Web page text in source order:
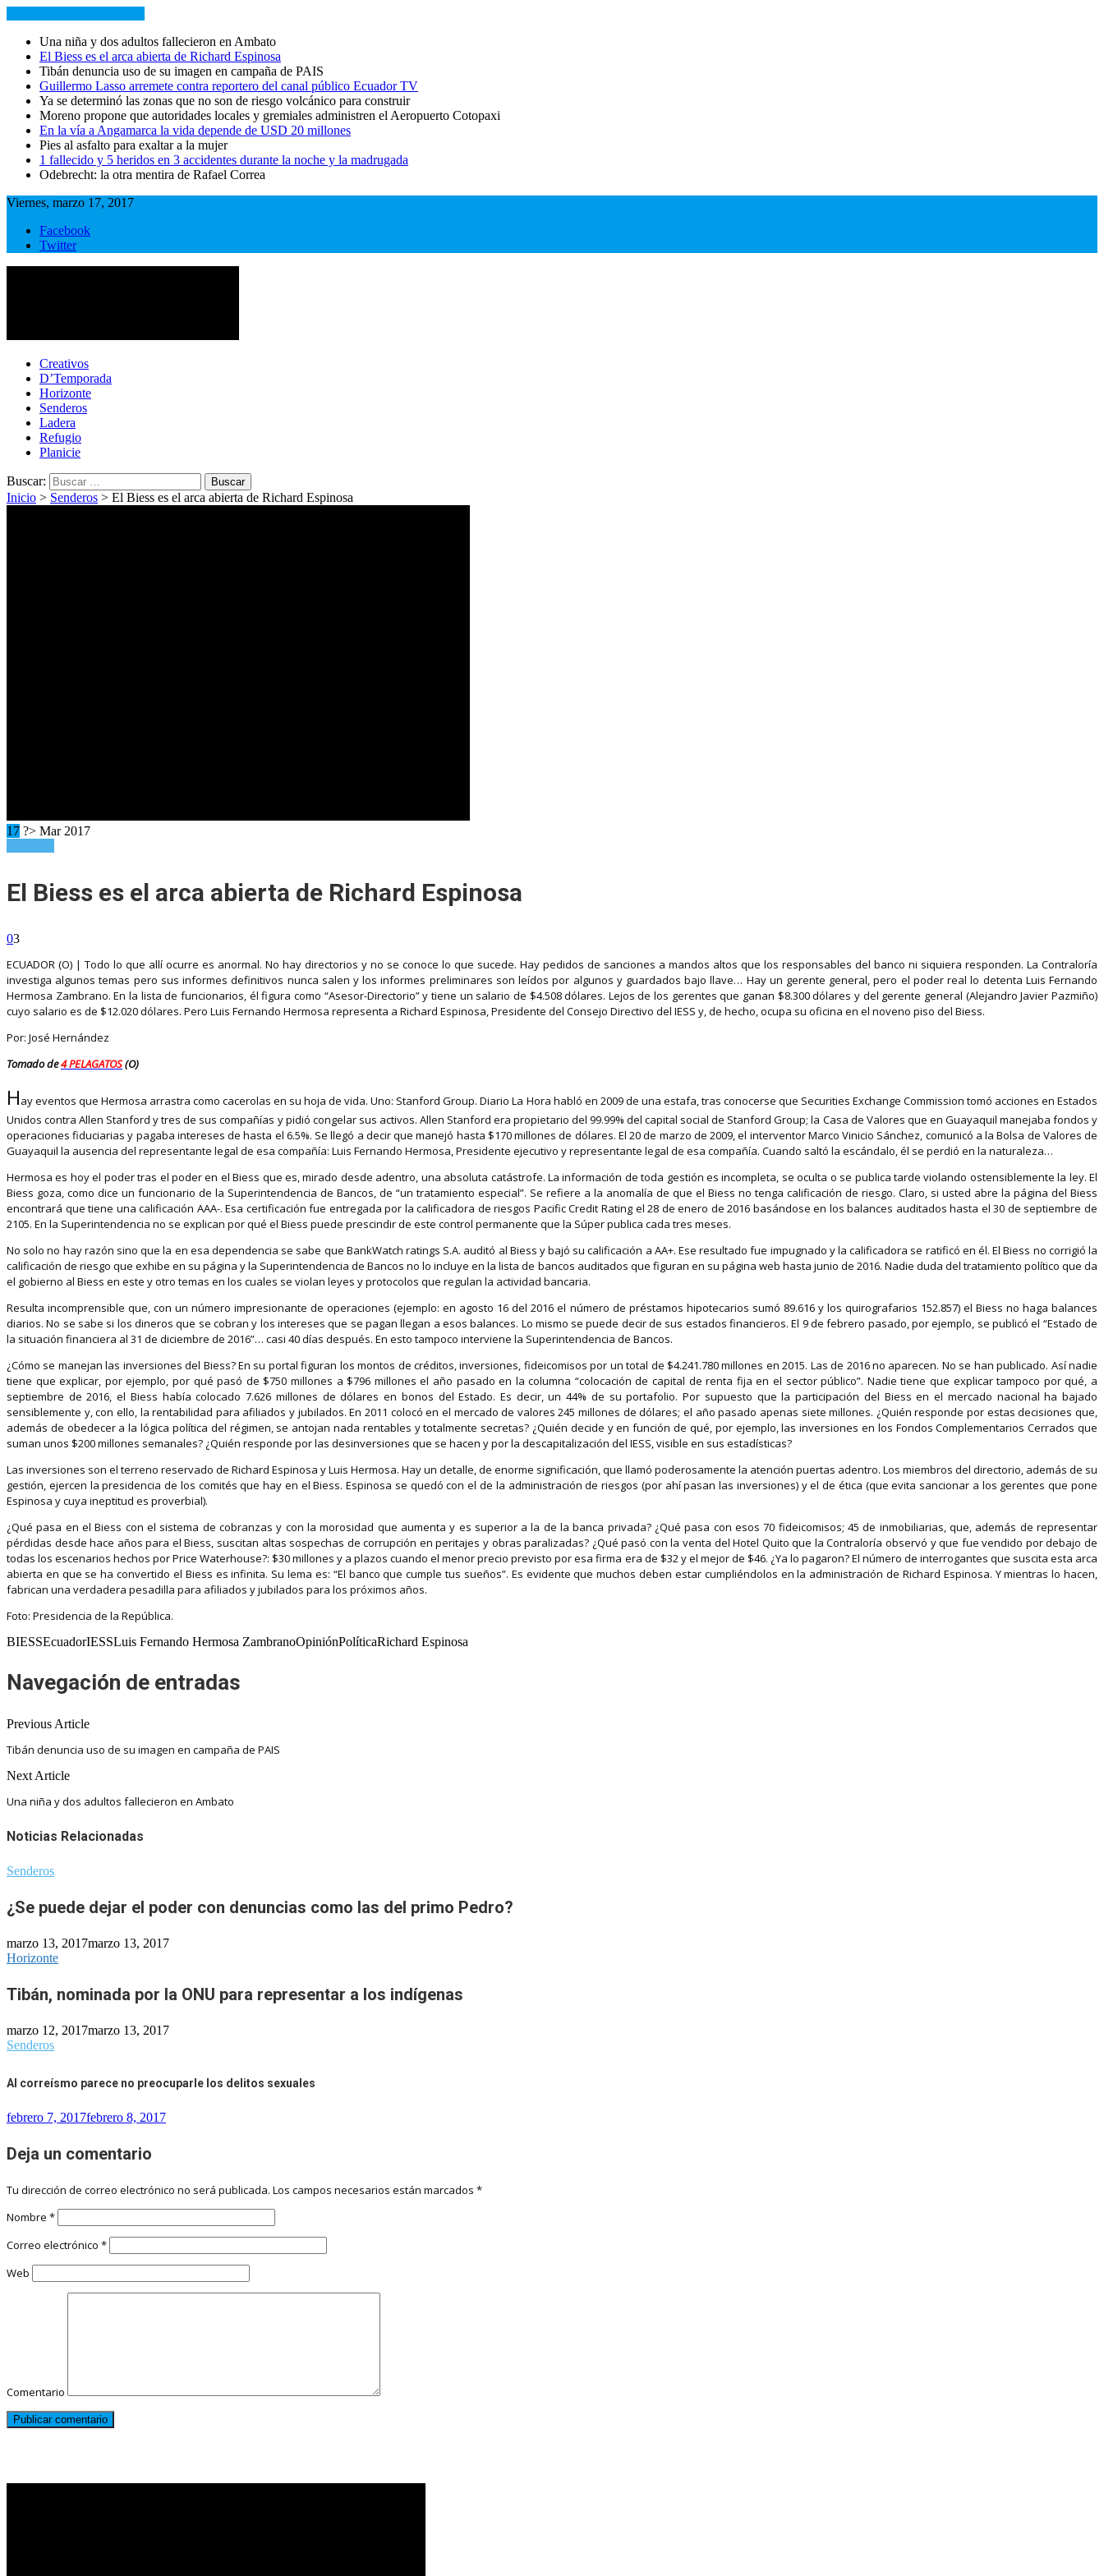
Una niña y dos adultos fallecieron en Ambato
El Biess es el arca abierta de Richard Espinosa
Tibán denuncia uso de su imagen en campaña de PAIS
Guillermo Lasso arremete contra reportero del canal público Ecuador TV
Ya se determinó las zonas que no son de riesgo volcánico para construir
Moreno propone que autoridades locales y gremiales administren el Aeropuerto Cotopaxi
En la vía a Angamarca la vida depende de USD 20 millones
Pies al asfalto para exaltar a la mujer
1 fallecido y 5 heridos en 3 accidentes durante la noche y la madrugada
Odebrecht: la otra mentira de Rafael Correa
Viernes, marzo 17, 2017
Facebook
Twitter
Primer periódico multimedia del centro del país
Primer periódico multimedia del centro del país
Creativos
D’Temporada
Horizonte
Senderos
Ladera
Refugio
Planicie
Buscar:
Inicio > Senderos > El Biess es el arca abierta de Richard Espinosa
17 ?> Mar 2017
El Biess es el arca abierta de Richard Espinosa
03
ECUADOR (O) | Todo lo que allí ocurre es anormal. No hay directorios y no se conoce lo que sucede. Hay pedidos de sanciones a mandos altos que los responsables del banco ni siquiera responden. La Contraloría
investiga algunos temas pero sus informes definitivos nunca salen y los informes preliminares son leídos por algunos y guardados bajo llave… Hay un gerente general, pero el poder real lo detenta Luis Fernando
Hermosa Zambrano. En la lista de funcionarios, él figura como “Asesor-Directorio” y tiene un salario de $4.508 dólares. Lejos de los gerentes que ganan $8.300 dólares y del gerente general (Alejandro Javier Pazmiño)
cuyo salario es de $12.020 dólares. Pero Luis Fernando Hermosa representa a Richard Espinosa, Presidente del Consejo Directivo del IESS y, de hecho, ocupa su oficina en el noveno piso del Biess.
Por: José Hernández
Tomado de4 PELAGATOS(O)
Hay eventos que Hermosa arrastra como cacerolas en su hoja de vida. Uno: Stanford Group. Diario La Hora habló en 2009 de una estafa, tras conocerse que Securities Exchange Commission tomó acciones en Estados
Unidos contra Allen Stanford y tres de sus compañías y pidió congelar sus activos. Allen Stanford era propietario del 99.99% del capital social de Stanford Group; la Casa de Valores que en Guayaquil manejaba fondos y
operaciones fiduciarias y pagaba intereses de hasta el 6.5%. Se llegó a decir que manejó hasta $170 millones de dólares. El 20 de marzo de 2009, el interventor Marco Vinicio Sánchez, comunicó a la Bolsa de Valores de
Guayaquil la ausencia del representante legal de esa compañía: Luis Fernando Hermosa, Presidente ejecutivo y representante legal de esa compañía. Cuando saltó la escándalo, él se perdió en la naturaleza…
Hermosa es hoy el poder tras el poder en el Biess que es, mirado desde adentro, una absoluta catástrofe. La información de toda gestión es incompleta, se oculta o se publica tarde violando ostensiblemente la ley. El
Biess goza, como dice un funcionario de la Superintendencia de Bancos, de “un tratamiento especial”. Se refiere a la anomalía de que el Biess no tenga calificación de riesgo. Claro, si usted abre la página del Biess
encontrará que tiene una calificación AAA-. Esa certificación fue entregada por la calificadora de riesgos Pacific Credit Rating el 28 de enero de 2016 basándose en los balances auditados hasta el 30 de septiembre de
2105. En la Superintendencia no se explican por qué el Biess puede prescindir de este control permanente que la Súper publica cada tres meses.
No solo no hay razón sino que la en esa dependencia se sabe que BankWatch ratings S.A. auditó al Biess y bajó su calificación a AA+. Ese resultado fue impugnado y la calificadora se ratificó en él. El Biess no corrigió la
calificación de riesgo que exhibe en su página y la Superintendencia de Bancos no lo incluye en la lista de bancos auditados que figuran en su página web hasta junio de 2016. Nadie duda del tratamiento político que da
el gobierno al Biess en este y otro temas en los cuales se violan leyes y protocolos que regulan la actividad bancaria.
Resulta incomprensible que, con un número impresionante de operaciones (ejemplo: en agosto 16 del 2016 el número de préstamos hipotecarios sumó 89.616 y los quirografarios 152.857) el Biess no haga balances
diarios. No se sabe si los dineros que se cobran y los intereses que se pagan llegan a esos balances. Lo mismo se puede decir de sus estados financieros. El 9 de febrero pasado, por ejemplo, se publicó el “Estado de
la situación financiera al 31 de diciembre de 2016”… casi 40 días después. En esto tampoco interviene la Superintendencia de Bancos.
¿Cómo se manejan las inversiones del Biess? En su portal figuran los montos de créditos, inversiones, fideicomisos por un total de $4.241.780 millones en 2015. Las de 2016 no aparecen. No se han publicado. Así nadie
tiene que explicar, por ejemplo, por qué pasó de $750 millones a $796 millones el año pasado en la columna “colocación de capital de renta fija en el sector público”. Nadie tiene que explicar tampoco por qué, a
septiembre de 2016, el Biess había colocado 7.626 millones de dólares en bonos del Estado. Es decir, un 44% de su portafolio. Por supuesto que la participación del Biess en el mercado nacional ha bajado
sensiblemente y, con ello, la rentabilidad para afiliados y jubilados. En 2011 colocó en el mercado de valores 245 millones de dólares; el año pasado apenas siete millones. ¿Quién responde por estas decisiones que,
además de obedecer a la lógica política del régimen, se antojan nada rentables y totalmente secretas? ¿Quién decide y en función de qué, por ejemplo, las inversiones en los Fondos Complementarios Cerrados que
suman unos $200 millones semanales? ¿Quién responde por las desinversiones que se hacen y por la descapitalización del IESS, visible en sus estadísticas?
Las inversiones son el terreno reservado de Richard Espinosa y Luis Hermosa. Hay un detalle, de enorme significación, que llamó poderosamente la atención puertas adentro. Los miembros del directorio, además de su
gestión, ejercen la presidencia de los comités que hay en el Biess. Espinosa se quedó con el de la administración de riesgos (por ahí pasan las inversiones) y el de ética (que evita sancionar a los gerentes que pone
Espinosa y cuya ineptitud es proverbial).
¿Qué pasa en el Biess con el sistema de cobranzas y con la morosidad que aumenta y es superior a la de la banca privada? ¿Qué pasa con esos 70 fideicomisos; 45 de inmobiliarias, que, además de representar
pérdidas desde hace años para el Biess, suscitan altas sospechas de corrupción en peritajes y obras paralizadas? ¿Qué pasó con la venta del Hotel Quito que la Contraloría observó y que fue vendido por debajo de
todas los escenarios hechos por Price Waterhouse?: $30 millones y a plazos cuando el menor precio previsto por esa firma era de $32 y el mejor de $46. ¿Ya lo pagaron? El número de interrogantes que suscita esta arca
abierta en que se ha convertido el Biess es infinita. Su lema es: “El banco que cumple tus sueños”. Es evidente que muchos deben estar cumpliéndolos en la administración de Richard Espinosa. Y mientras lo hacen,
fabrican una verdadera pesadilla para afiliados y jubilados para los próximos años.
Foto: Presidencia de la República.
BIESSEcuadorIESSLuis Fernando Hermosa ZambranoOpiniónPolíticaRichard Espinosa
Navegación de entradas
Previous Article
Tibán denuncia uso de su imagen en campaña de PAIS
Next Article
Una niña y dos adultos fallecieron en Ambato
Noticias Relacionadas
Senderos
¿Se puede dejar el poder con denuncias como las del primo Pedro?
marzo 13, 2017marzo 13, 2017
Horizonte
Tibán, nominada por la ONU para representar a los indígenas
marzo 12, 2017marzo 13, 2017
Senderos
Al correísmo parece no preocuparle los delitos sexuales
febrero 7, 2017febrero 8, 2017
Deja un comentario
Tu dirección de correo electrónico no será publicada. Los campos necesarios están marcados *
Nombre *
Correo electrónico *
Web
Comentario